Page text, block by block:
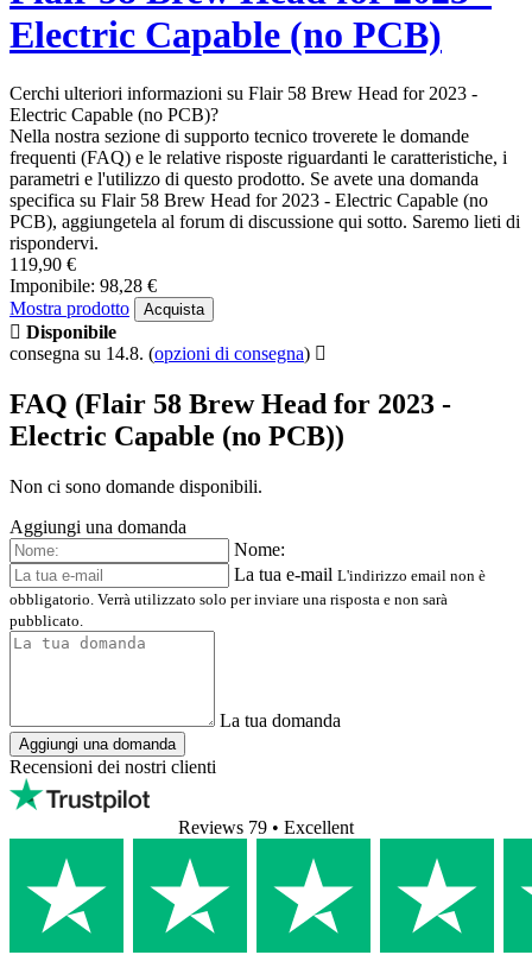
Electric Capable (no PCB)
Cerchi ulteriori informazioni su Flair 58 Brew Head for 2023 -
Electric Capable (no PCB)?
Nella nostra sezione di supporto tecnico troverete le domande
frequenti (FAQ) e le relative risposte riguardanti le caratteristiche, i
parametri e l'utilizzo di questo prodotto. Se avete una domanda
specifica su Flair 58 Brew Head for 2023 - Electric Capable (no
PCB), aggiungetela al forum di discussione qui sotto. Saremo lieti di
rispondervi.
119,90 €
Imponibile: 98,28 €
Mostra prodotto
Acquista
Disponibile
consegna su 14.8. (opzioni di consegna)
FAQ (Flair 58 Brew Head for 2023 -
Electric Capable (no PCB))
Non ci sono domande disponibili.
Aggiungi una domanda
Nome:
La tua e-mail L'indirizzo email non è
obbligatorio. Verrà utilizzato solo per inviare una risposta e non sarà
pubblicato.
La tua domanda
Aggiungi una domanda
Recensioni dei nostri clienti
Reviews 79 • Excellent